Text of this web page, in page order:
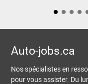
Auto-jobs.ca
Nos spécialistes en
pour vous assister. Du